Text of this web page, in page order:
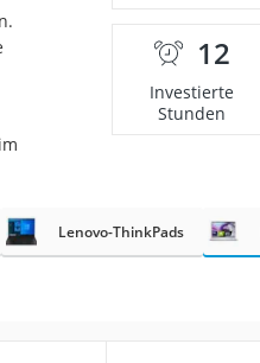
12
Investierte
Stunden
Lenovo-ThinkPads